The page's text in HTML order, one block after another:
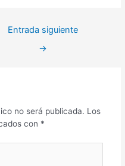
Entrada siguiente
→
no será publicada. Los
con *